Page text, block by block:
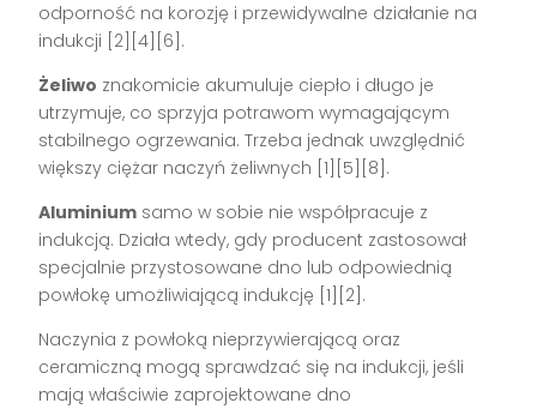
odporność na korozję i przewidywalne działanie na
indukcji [2][4][6].
Żeliwo znakomicie akumuluje ciepło i długo je
utrzymuje, co sprzyja potrawom wymagającym
stabilnego ogrzewania. Trzeba jednak uwzględnić
większy ciężar naczyń żeliwnych [1][5][8].
Aluminium samo w sobie nie współpracuje z
indukcją. Działa wtedy, gdy producent zastosował
specjalnie przystosowane dno lub odpowiednią
powłokę umożliwiającą indukcję [1][2].
Naczynia z powłoką nieprzywierającą oraz
ceramiczną mogą sprawdzać się na indukcji, jeśli
mają właściwie zaprojektowane dno